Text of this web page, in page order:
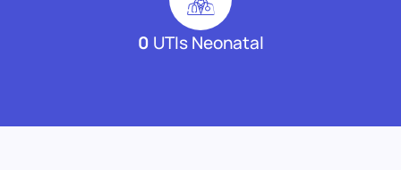
0 UTIs Neonatal